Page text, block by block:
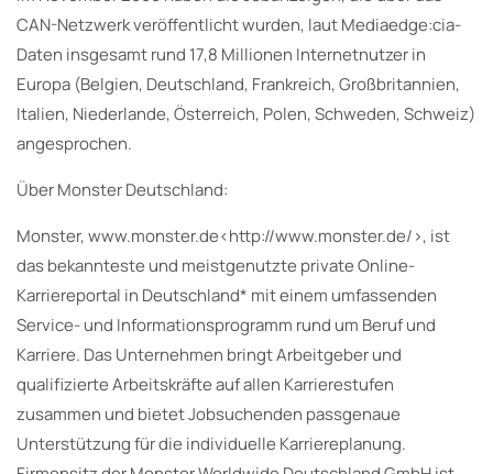
CAN-Netzwerk veröffentlicht wurden, laut Mediaedge:cia-
Daten insgesamt rund 17,8 Millionen Internetnutzer in
Europa (Belgien, Deutschland, Frankreich, Großbritannien,
Italien, Niederlande, Österreich, Polen, Schweden, Schweiz)
angesprochen.
Über Monster Deutschland:
Monster, www.monster.de<http://www.monster.de/>, ist
das bekannteste und meistgenutzte private Online-
Karriereportal in Deutschland* mit einem umfassenden
Service- und Informationsprogramm rund um Beruf und
Karriere. Das Unternehmen bringt Arbeitgeber und
qualifizierte Arbeitskräfte auf allen Karrierestufen
zusammen und bietet Jobsuchenden passgenaue
Unterstützung für die individuelle Karriereplanung.